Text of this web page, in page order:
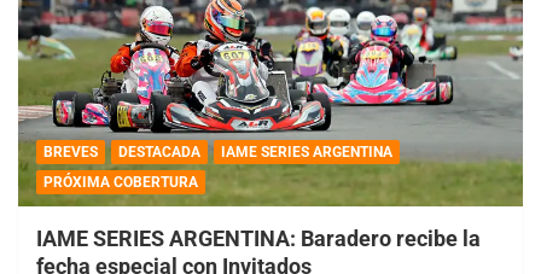
BREVES DESTACADA
IAME SERIES ARGENTINA
PRÓXIMA COBERTURA
IAME SERIES ARGENTINA: Baradero recibe la
fecha especial con Invitados